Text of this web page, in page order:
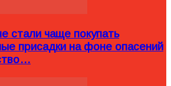
стали чаще покупать
присадки на фоне опасений